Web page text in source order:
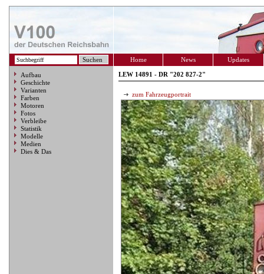
Home News Updates
Aufbau
Geschichte
Varianten
Farben
Motoren
Fotos
Verbleibe
Statistik
Modelle
Medien
Dies & Das
LEW 14891 - DR "202 827-2"
zum Fahrzeugportrait